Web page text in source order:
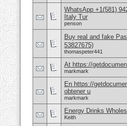
WhatsApp +1(581)
Italy Tur
penson
Buy real and fake
53827675)
thomaspeter441
At https://
markmark
En https://
obtener u
markmark
Energy Drinks
Keith